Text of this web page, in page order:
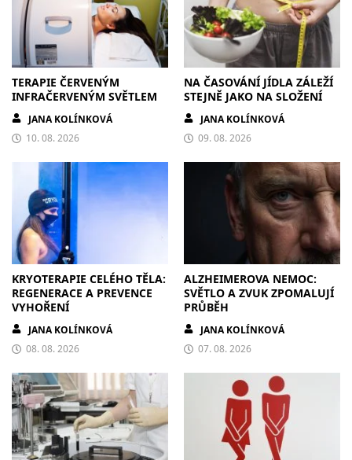
TERAPIE ČERVENÝM
INFRAČERVENÝM SVĚTLEM
JANA KOLÍNKOVÁ
10. 08. 2026
NA ČASOVÁNÍ JÍDLA ZÁLEŽÍ
STEJNĚ JAKO NA SLOŽENÍ
JANA KOLÍNKOVÁ
09. 08. 2026
KRYOTERAPIE CELÉHO TĚLA:
REGENERACE A PREVENCE
VYHOŘENÍ
JANA KOLÍNKOVÁ
08. 08. 2026
ALZHEIMEROVA NEMOC:
SVĚTLO A ZVUK ZPOMALUJÍ
PRŮBĚH
JANA KOLÍNKOVÁ
07. 08. 2026